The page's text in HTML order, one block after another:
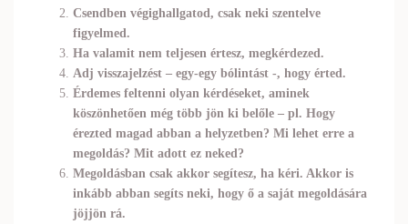
Csendben végighallgatod, csak neki szentelve
figyelmed.
Ha valamit nem teljesen értesz, megkérdezed.
Adj visszajelzést – egy-egy bólintást -, hogy érted.
Érdemes feltenni olyan kérdéseket, aminek
köszönhetően még több jön ki belőle – pl. Hogy
érezted magad abban a helyzetben? Mi lehet erre a
megoldás? Mit adott ez neked?
Megoldásban csak akkor segítesz, ha kéri. Akkor is
inkább abban segíts neki, hogy ő a saját megoldására
jöjjön rá.